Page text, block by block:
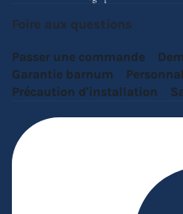
Foire aux questions
Passer une commande
Garantie barnum
Précaution d'installation